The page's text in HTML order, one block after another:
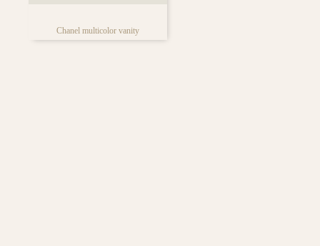
Chanel multicolor vanity